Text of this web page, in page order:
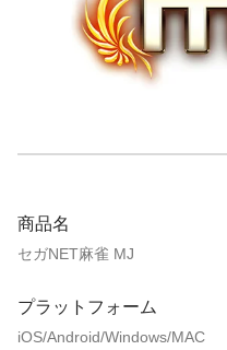
商品名
セガNET麻雀 MJ
プラットフォーム
iOS/Android/Windows/MAC